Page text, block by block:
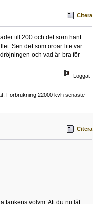
Citera
till 200 och det som hänt
Sen det som oroar lite var
och vad är bra för
Loggat
Förbrukning 22000 kvh senaste
Citera
tankens volym. Att du nu lät